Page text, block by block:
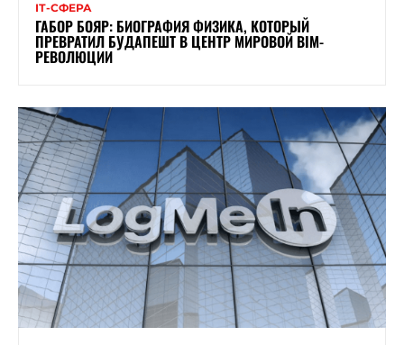
ІТ-СФЕРА
ГАБОР БОЯР: БИОГРАФИЯ ФИЗИКА, КОТОРЫЙ
ПРЕВРАТИЛ БУДАПЕШТ В ЦЕНТР МИРОВОЙ BIM-
РЕВОЛЮЦИИ